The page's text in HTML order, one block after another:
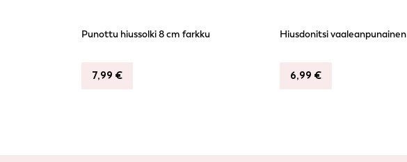
Punottu hiussolki 8 cm farkku
7,99 €
Hiusdonitsi vaaleanpunainen
6,99 €